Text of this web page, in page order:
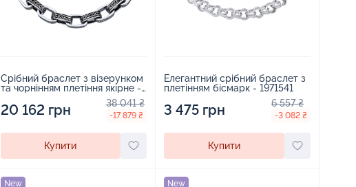
Срібний браслет з візерунком
та чорнінням плетіння якірне -
20 162 грн 38 041 ₴
-17 879 ₴
Купити
Елегантний срібний браслет з
плетінням бісмарк - 1971541
3 475 грн 6 557 ₴
-3 082 ₴
Купити
New New